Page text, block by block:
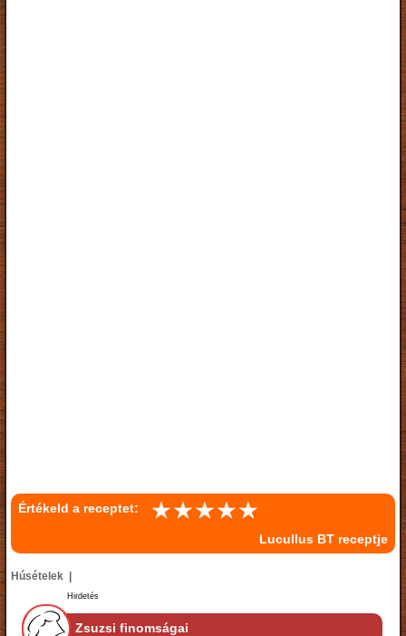
Értékeld a receptet:
Lucullus BT receptje
Húsételek |
Hirdetés
Zsuzsi finomságai